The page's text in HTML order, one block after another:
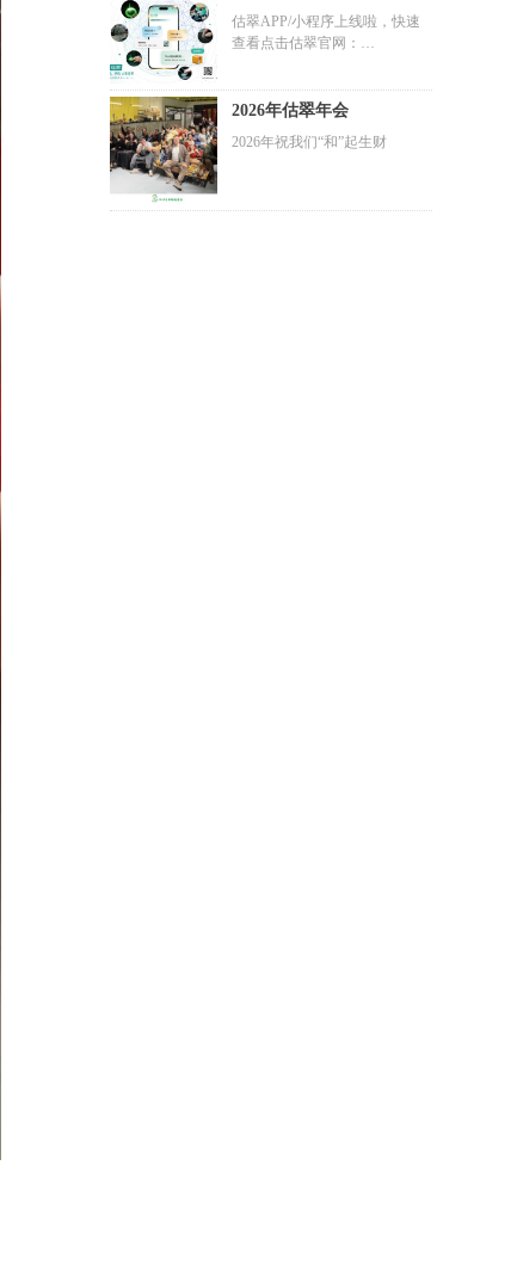
估翠APP/小程序上线啦，快速
查看点击估翠官网：
2026年估翠年会
2026年祝我们“和”起生财